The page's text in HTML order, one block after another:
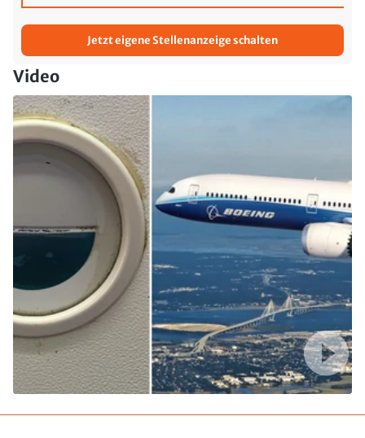
Jetzt eigene Stellenanzeige schalten
Video